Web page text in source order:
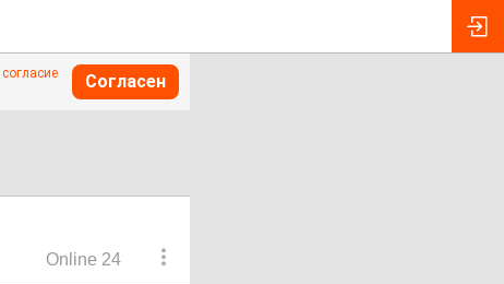
согласие
Согласен
Online 24